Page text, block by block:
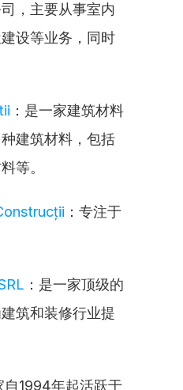
，主要从事室内
设等业务，同时
：是一家建筑材料
建筑材料，包括
等。
：专注于
：是一家顶级的
筑和装修行业提
自1994年起活跃于